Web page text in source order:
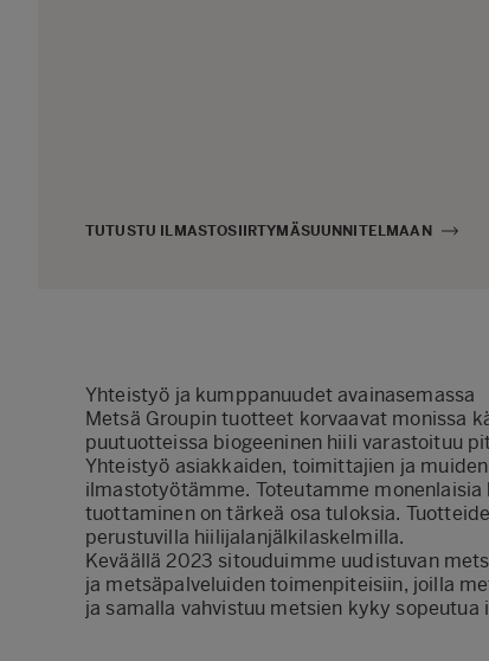
TUTUSTU ILMASTOSIIRTYMÄSUUNNITELMAAN
Yhteistyö ja kumppanuudet avainasemassa
Metsä Groupin tuotteet korvaavat monissa
puutuotteissa biogeeninen hiili varastoituu
Yhteistyö asiakkaiden, toimittajien ja
ilmastotyötämme. Toteutamme
tuottaminen on tärkeä osa tuloksia.
perustuvilla hiilijalanjälkilaskelmilla.
Keväällä 2023 sitouduimme uudistuvan
ja metsäpalveluiden toimenpiteisiin, joilla
ja samalla vahvistuu metsien kyky sopeutua